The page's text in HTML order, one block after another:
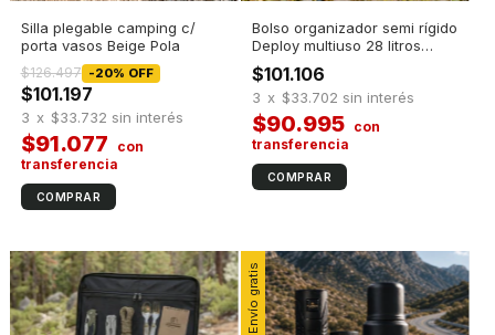
Silla plegable camping c/
porta vasos Beige Pola
$101.197
-20% OFF
$126.497
$91.077
3 x $33.732 sin interés
Bolso organizador semi rígido
Deploy multiuso 28 litros
Caqui
$101.106
$90.995
3 x $33.702 sin interés
Envío gratis